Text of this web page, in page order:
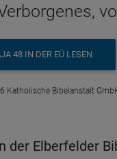
48 IN DER EÜ LESEN
Bibelanstalt
der Elberfelder